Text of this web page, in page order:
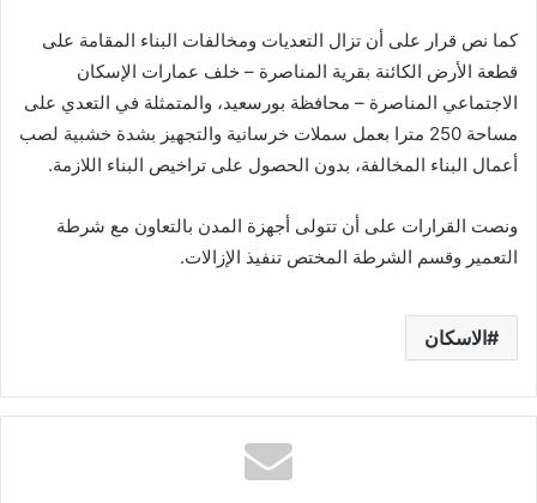
كما نص قرار على أن تزال التعديات ومخالفات البناء المقامة على
قطعة الأرض الكائنة بقرية المناصرة – خلف عمارات الإسكان
الاجتماعي المناصرة – محافظة بورسعيد، والمتمثلة في التعدي على
مساحة 250 مترا بعمل سملات خرسانية والتجهيز بشدة خشبية لصب
أعمال البناء المخالفة، بدون الحصول على تراخيص البناء اللازمة.
ونصت القرارات على أن تتولى أجهزة المدن بالتعاون مع شرطة
التعمير وقسم الشرطة المختص تنفيذ الإزالات.
الاسكان